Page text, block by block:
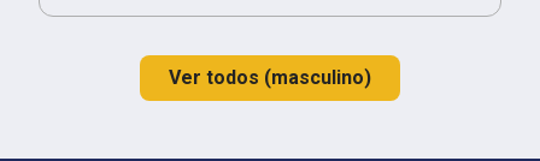
Ver todos (masculino)